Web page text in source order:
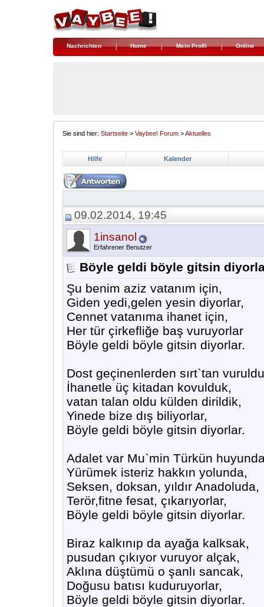
Nachrichten Home Mein Profil Online
Sie sind hier: Startseite > Vaybee! Forum >Aktuelles
Hilfe Kalender
09.02.2014, 19:45
1insanol
Erfahrener Benutzer
Böyle geldi böyle gitsin
Şu benim aziz vatanım için,
Giden yedi,gelen yesin diyorlar,
Cennet vatanıma ihanet için,
Her tür çirkefliğe baş vuruyorlar
Böyle geldi böyle gitsin diyorlar.
Dost geçinenlerden sırt`tan
İhanetle üç kitadan kovulduk,
vatan talan oldu külden dirildik,
Yinede bize dış biliyorlar,
Böyle geldi böyle gitsin diyorlar.
Adalet var Mu`min Türkün
Yürümek isteriz hakkın yolunda,
Seksen, doksan, yıldır Anadoluda,
Terör,fitne fesat, çıkarıyorlar,
Böyle geldi böyle gitsin diyorlar.
Biraz kalkınıp da ayağa kalksak,
pusudan çıkıyor vuruyor alçak,
Aklına düştümü o şanlı sancak,
Doğusu batısı kuduruyorlar,
Böyle geldi böyle gitsin diyorlar.